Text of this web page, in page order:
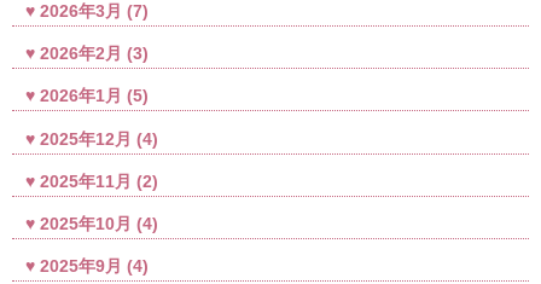
2026年3月 (7)
2026年2月 (3)
2026年1月 (5)
2025年12月 (4)
2025年11月 (2)
2025年10月 (4)
2025年9月 (4)